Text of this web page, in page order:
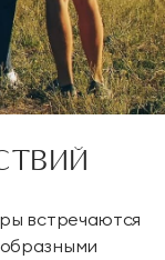
встречаются